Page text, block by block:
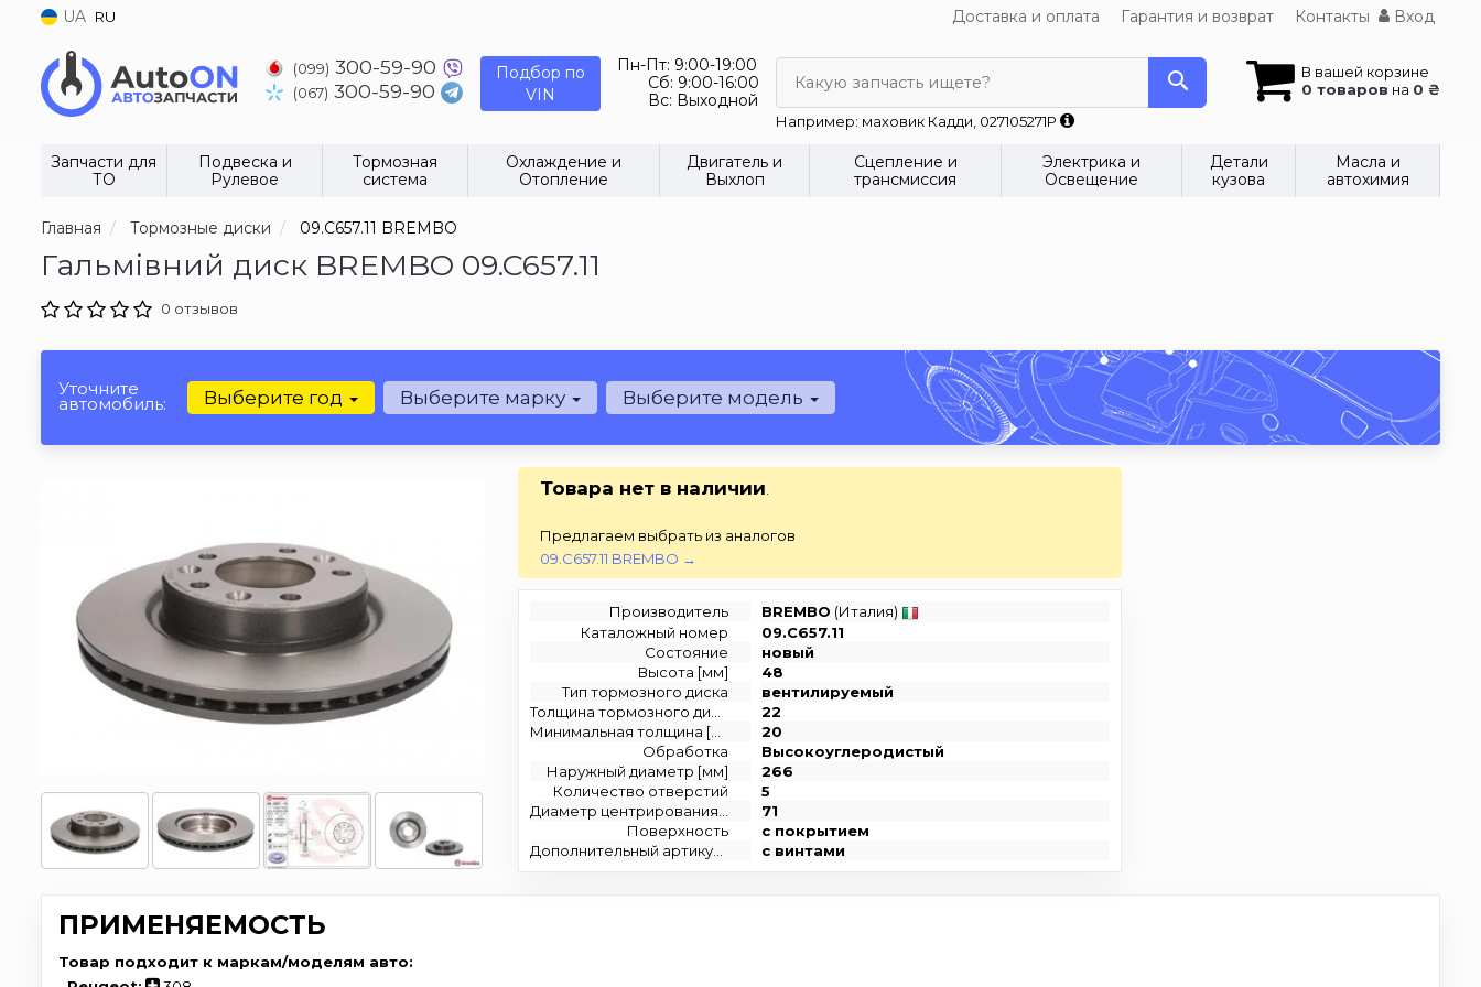
UA RU Доставка и оплата Гарантия и возврат Контакты Вход
(099) 300-59-90
(067) 300-59-90
Подбор по
VIN
Пн-Пт: 9:00-19:00
Сб: 9:00-16:00
Вс: Выходной
В вашей корзине
0 товаров на 0 ₴
Какую запчасть ищете?
Например: маховик Кадди, 027105271P
Запчасти для
ТО
Подвеска и
Рулевое
Тормозная
система
Охлаждение и
Отопление
Двигатель и
Выхлоп
Сцепление и
трансмиссия
Электрика и
Освещение
Детали
кузова
Масла и
автохимия
Главная Тормозные диски 09.C657.11 BREMBO
Гальмівний диск BREMBO 09.C657.11
0 отзывов
Уточните
автомобиль: Выберите год Выберите марку Выберите модель
Товара нет в наличии
Предлагаем выбрать из аналогов
09.C657.11 BREMBO →
Производитель BREMBO (Италия)
Каталожный номер
09.C657.11
Состояние
новый
Высота [мм]
48
Тип тормозного диска
вентилируемый
22
20
Обработка
Высокоуглеродистый
Наружный диаметр [мм]
266
Количество отверстий
5
71
Поверхность
с покрытием
с винтами
ПРИМЕНЯЕМОСТЬ
Товар подходит к маркам/моделям авто: